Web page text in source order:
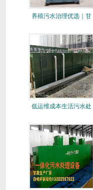
养殖污水治理优选｜甘
低运维成本生活污水处